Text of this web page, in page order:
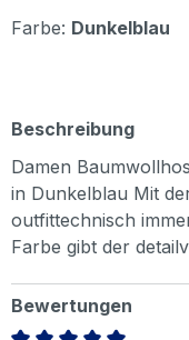
Farbe: Dunkelblau
Beschreibung
Damen
in Dunkelblau Mit
outfittechnisch
Farbe gibt der
Bewertungen